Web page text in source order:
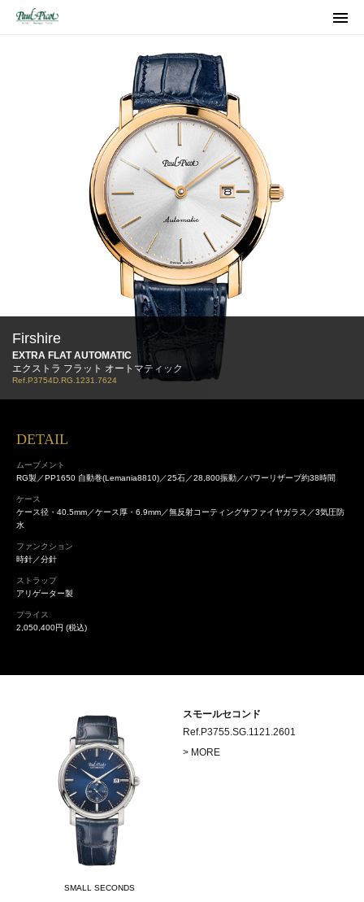

Firshire
EXTRA FLAT AUTOMATIC
エクストラ フラット オートマティック
Ref.P3754D.RG.1231.7624
DETAIL
ムーブメント
RG製／PP1650 自動巻(Lemania8810)／25石／28,800振動／パワーリザーブ約38時間
ケース
ケース径・40.5mm／ケース厚・6.9mm／無反射コーティングサファイヤガラス／3気圧防
水
ファンクション
時針／分針
ストラップ
アリゲーター製
プライス
2,050,400円 (税込)
スモールセコンド
Ref.P3755.SG.1121.2601
> MORE
SMALL SECONDS